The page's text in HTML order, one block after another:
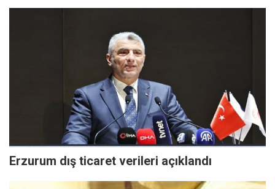
Erzurum dış ticaret verileri açıklandı